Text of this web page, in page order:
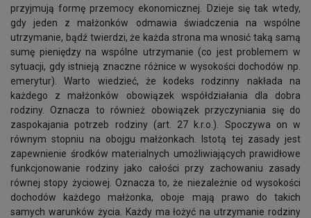
przyjmują formę przemocy ekonomicznej. Dzieje się tak wtedy,
gdy jeden z małżonków odmawia świadczenia na wspólne
utrzymanie, bądź twierdzi, że każda strona ma wnosić taką samą
sumę pieniędzy na wspólne utrzymanie (co jest problemem w
sytuacji, gdy istnieją znaczne różnice w wysokości dochodów np.
emerytur). Warto wiedzieć, że kodeks rodzinny nakłada na
każdego z małżonków obowiązek współdziałania dla dobra
rodziny. Oznacza to również obowiązek przyczyniania się do
zaspokajania potrzeb rodziny (art. 27 k.r.o.). Spoczywa on w
równym stopniu na obojgu małżonkach. Istotą tej zasady jest
zapewnienie środków materialnych umożliwiających prawidłowe
funkcjonowanie rodziny jako całości przy zachowaniu zasady
równej stopy życiowej. Oznacza to, że niezależnie od wysokości
dochodów każdego małżonka, oboje mają prawo do takich
samych warunków życia. Każdy ma łożyć na utrzymanie rodziny